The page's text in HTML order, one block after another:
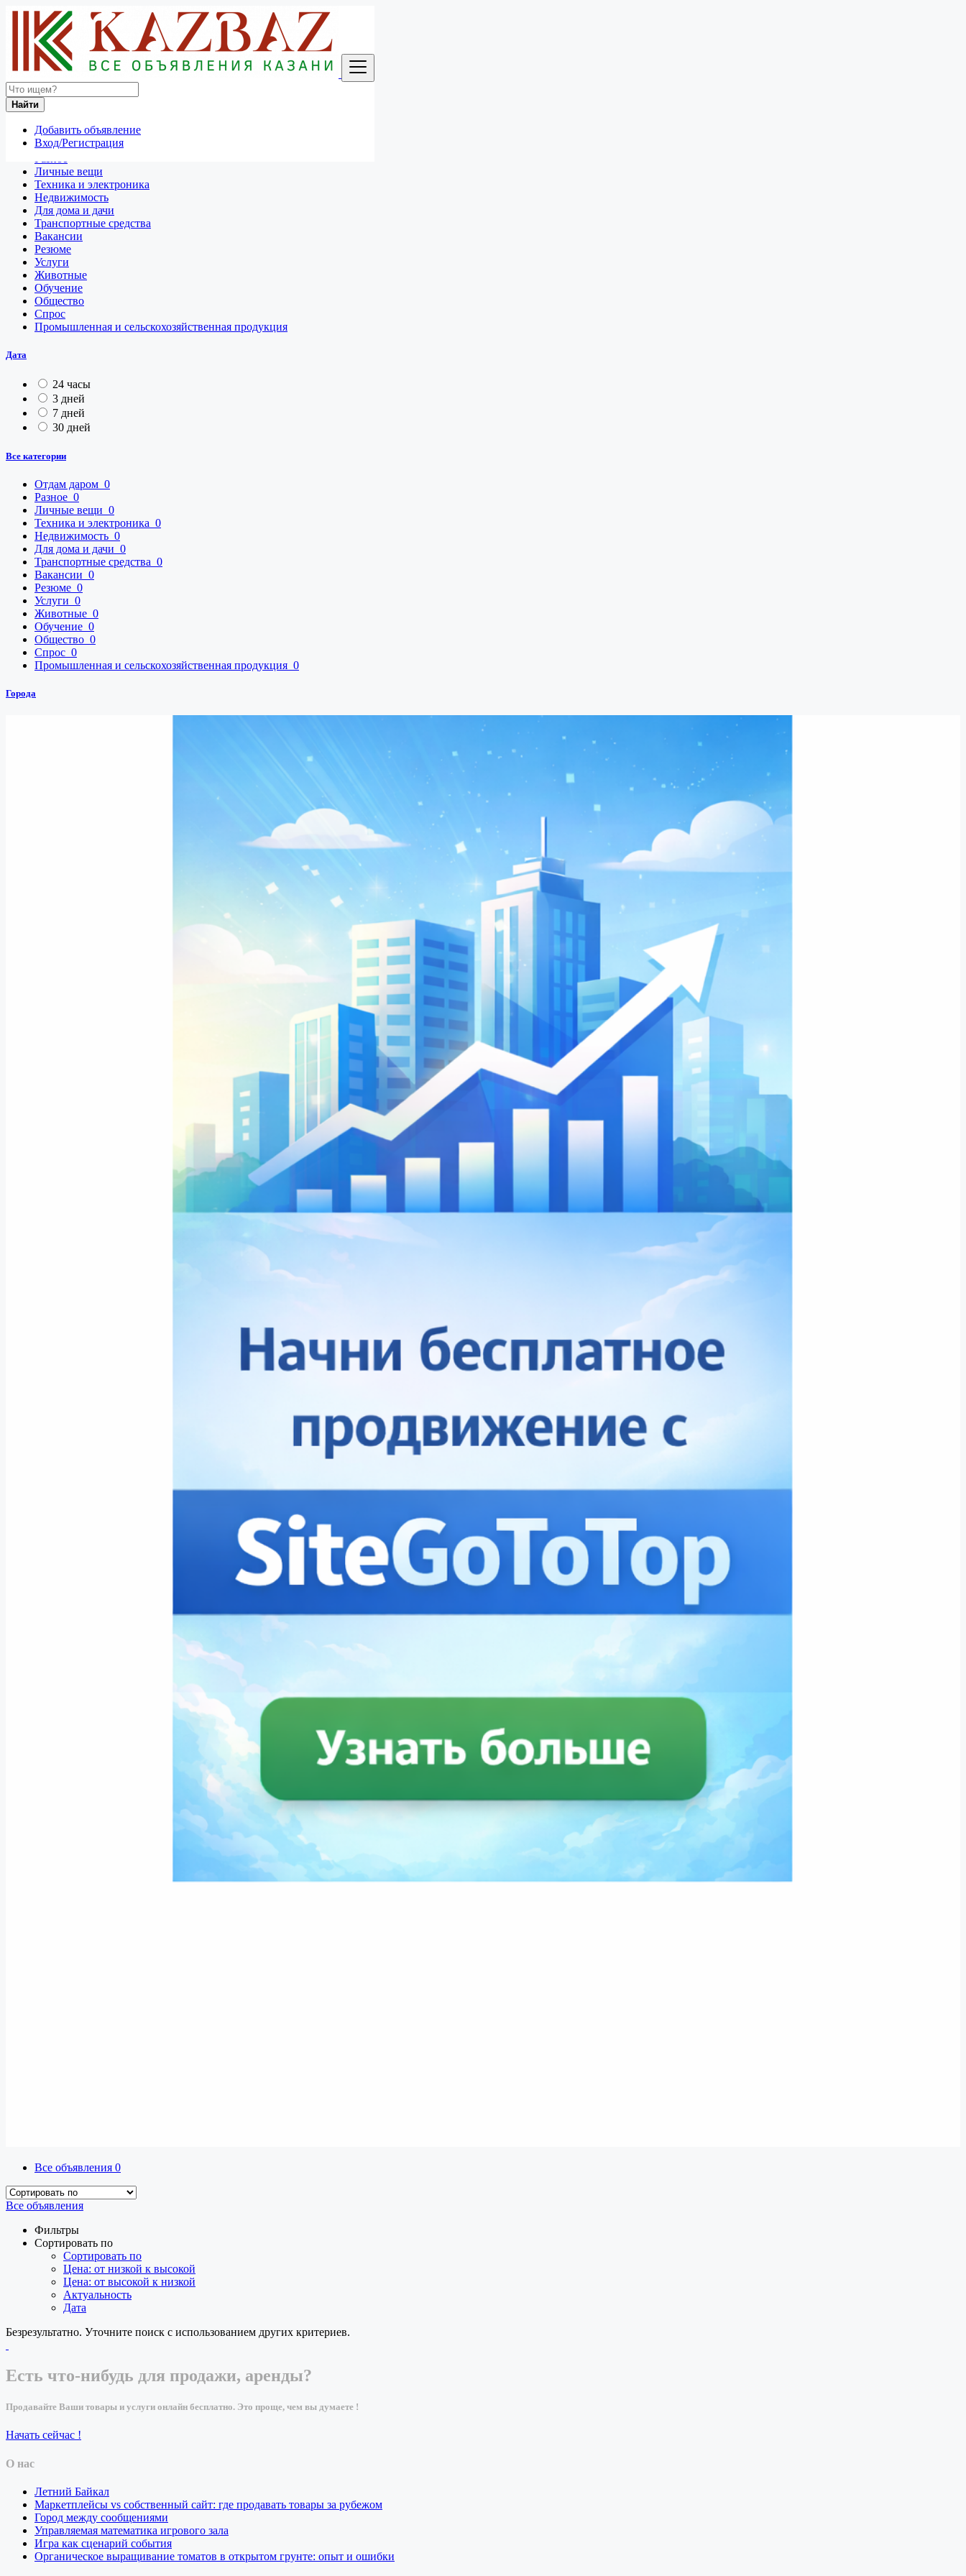
Найти
Добавить объявление
Вход/Регистрация
Россия
Продажа мотоциклов и скутеров
Отдам даром
Личные вещи
Техника и электроника
Недвижимость
Для дома и дачи
Транспортные средства
Вакансии
Резюме
Услуги
Животные
Обучение
Общество
Спрос
Промышленная и сельскохозяйственная продукция
Дата
24 часы
3 дней
7 дней
30 дней
Все категории
Отдам даром 0
Разное 0
Личные вещи 0
Техника и электроника 0
Недвижимость 0
Для дома и дачи 0
Транспортные средства 0
Вакансии 0
Резюме 0
Услуги 0
Животные 0
Обучение 0
Общество 0
Спрос 0
Промышленная и сельскохозяйственная продукция 0
Города
Все объявления 0
Все объявления
Фильтры
Сортировать по
Сортировать по
Цена: от низкой к высокой
Цена: от высокой к низкой
Актуальность
Дата
Безрезультатно. Уточните поиск с использованием других критериев.
Есть что-нибудь для продажи, аренды?
Продавайте Ваши товары и услуги онлайн бесплатно. Это проще, чем вы думаете !
Начать сейчас !
О нас
Летний Байкал
Маркетплейсы vs собственный сайт: где продавать товары за рубежом
Город между сообщениями
Управляемая математика игрового зала
Игра как сценарий события
Органическое выращивание томатов в открытом грунте: опыт и ошибки